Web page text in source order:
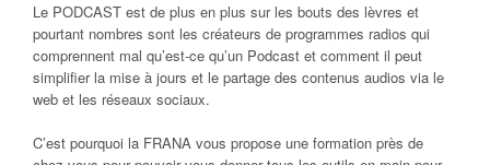
Le PODCAST est de plus en plus sur les bouts des lèvres et
pourtant nombres sont les créateurs de programmes radios qui
comprennent mal qu’est-ce qu’un Podcast et comment il peut
simplifier la mise à jours et le partage des contenus audios via le
web et les réseaux sociaux.
C’est pourquoi la FRANA vous propose une formation près de